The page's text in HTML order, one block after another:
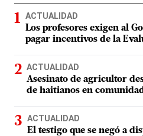
ACTUALIDAD
Los profesores exigen al
pagar incentivos de la
ACTUALIDAD
Asesinato de agricultor
de haitianos en
ACTUALIDAD
El testigo que se negó a